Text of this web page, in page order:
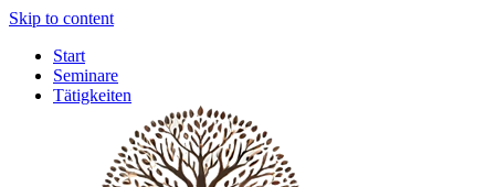
Skip to content
Start
Seminare
Tätigkeiten